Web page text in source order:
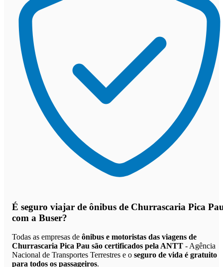
É seguro viajar de ônibus de Churrascaria Pica
com a Buser?
Todas as empresas de ônibus e motoristas das viagens de
Churrascaria Pica Pau são certificados pela ANTT - Agência
Nacional de Transportes Terrestres e o seguro de vida é gratuito
para todos os passageiros.